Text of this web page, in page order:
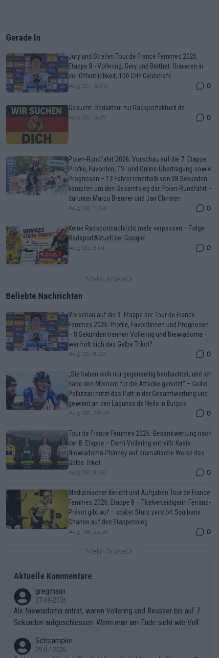
Gerade In
Jury und Strafen Tour de France Femmes 2026,
Etappe 8 - Vollering, Gery und Berthet: Urinieren in
der Öffentlichkeit, 100 CHF Geldstrafe
Aug 09, 15:00 0
Gesucht: Redakteur für Radsportaktuell.de
Aug 09, 14:57 0
Polen-Rundfahrt 2026: Vorschau auf die 7. Etappe,
Profile, Favoriten, TV- und Online-Übertragung sowie
Prognosen – 13 Fahrer innerhalb von 38 Sekunden
kämpfen um den Gesamtsieg der Polen-Rundfahrt –
darunter Marco Brenner und Jan Christen
Aug 09, 11:04 0
Keine Radsportnachricht mehr verpassen – Folge
RadsportAktuell bei Google!
Aug 09, 9:01 0
Mehr Artikel
Beliebte Nachrichten
Vorschau auf die 9. Etappe der Tour de France
Femmes 2026: Profile, Favoritinnen und Prognosen
– 8 Sekunden trennen Vollering und Niewiadoma –
wer holt sich das Gelbe Trikot?
Aug 09, 8:20 0
„Sie haben sich nur gegenseitig beobachtet, und ich
habe den Moment für die Attacke genutzt“ – Giulio
Pellizzari nutzt das Patt in der Gesamtwertung und
gewinnt an den Lagunas de Neila in Burgos
Aug 08, 20:49 0
Tour de France Femmes 2026: Gesamtwertung nach
der 8. Etappe – Demi Vollering entreißt Kasia
Niewiadoma-Phinney auf dramatische Weise das
Gelbe Trikot
Aug 09, 8:20 0
Medizinischer Bericht und Aufgaben Tour de France
Femmes 2026, Etappe 8 – Titelverteidigerin Ferrand-
Prévot gibt auf – später Sturz zerstört Squibans
Chance auf den Etappensieg
Aug 08, 23:29 0
Mehr Artikel
Aktuelle Kommentare
gregmann
07-08-2026
Als Niewiadoma antrat, waren Vollering und Reusser bis auf 7
Sekunden aufgeschlossen. Wenn man am Ende sieht wie Voller
ering die 7 Sekunden zu Niewiadoma nicht geschlossen hat un
Schtrampler
29-07-2026